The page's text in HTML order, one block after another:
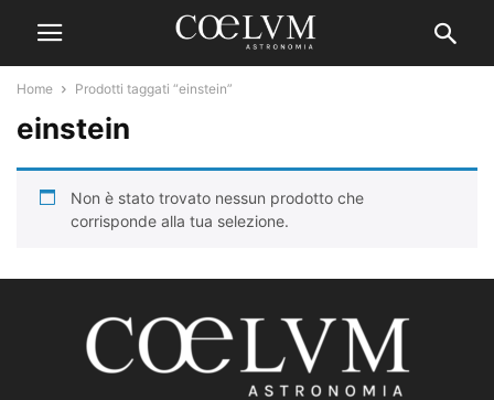
Home Prodotti taggati “einstein”
einstein
Non è stato trovato nessun prodotto che
corrisponde alla tua selezione.